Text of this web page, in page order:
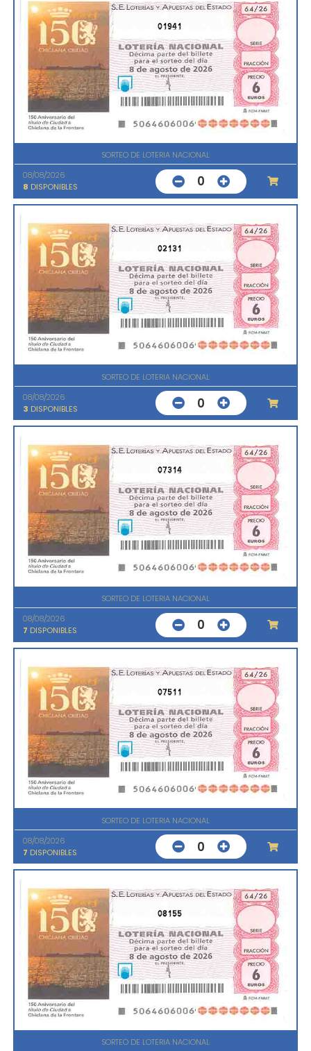
01941
SORTEO DE LOTERIA NACIONAL
08/08/2026
8 DISPONIBLES 0
02131
SORTEO DE LOTERIA NACIONAL
08/08/2026
3 DISPONIBLES 0
07314
SORTEO DE LOTERIA NACIONAL
08/08/2026
7 DISPONIBLES 0
07511
SORTEO DE LOTERIA NACIONAL
08/08/2026
7 DISPONIBLES 0
08155
SORTEO DE LOTERIA NACIONAL